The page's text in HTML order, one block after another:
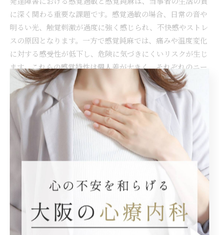
に深く関わる重要な課題です。感覚過敏の場合、日常の音や
明るい光、触覚刺激が過度に強く感じられ、不快感やストレ
スの原因となります。一方で感覚鈍麻では、痛みや温度変化
に対する感受性が低下し、危険に気づきにくいリスクが生じ
ます。これらの感覚特性は個人差が大きく、それぞれのニー
ズに合った理解と支援が求められます。医療現場では、症状
の多様性を踏まえた細やかな評価が行われ、感覚過敏への環
境調整や、感覚鈍麻に対する安全対策が重要視されていま
す。今後は、当事者が自分の感覚特性を理解し、周囲の理解
を得ることで、より安心して生活できる社会の実現が期待さ
れます。感覚過敏・感覚鈍麻と共に歩む日々をより良くする
ためには、専門家と支援者、地域が連携しながら、適切なサ
発達障害の感覚過敏とは？具体例と理解のポイ
ントを解説